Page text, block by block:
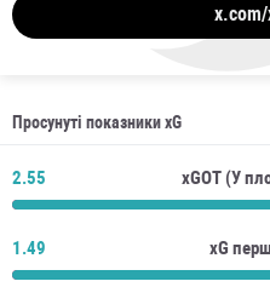
x.com/
Просунуті показники xG
2.55 xGOT (У
1.49 xG